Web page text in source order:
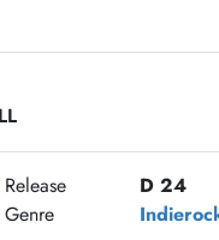
Release
D 24
Genre